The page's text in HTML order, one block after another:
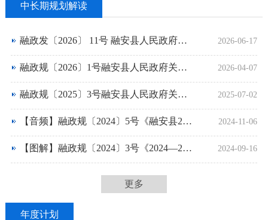
中长期规划解读
2026-06-17
融政发〔2026〕 11号 融安县人民政府关于印发《融安县国民经济和社会发展第十五个五年规划纲要》政策解读
2026-04-07
融政规〔2026〕1号融安县人民政府关于印发《2026—2030年融安县乡村振兴融安香杉苗木项目实施方案》政策解读
2025-07-02
融政规〔2025〕3号融安县人民政府关于印发《融安县建筑垃圾污染环境防治工作规划（2024—2035年）》政策解读
2024-11-06
【音频】融政规〔2024〕5号《融安县2024-2025年加快推进现代 设施农业高质量发展实施方案》政策解读
2024-09-16
【图解】融政规〔2024〕3号《2024—2026年融安县乡村振兴香杉苗木项目实施方案》政策解读
更多
年度计划